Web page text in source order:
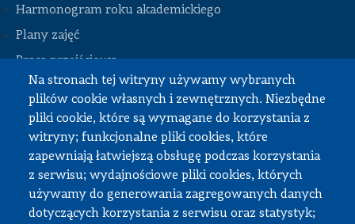
Na stronach tej witryny używamy wybranych
plików cookie własnych i zewnętrznych. Niezbędne
pliki cookie, które są wymagane do korzystania z
witryny; funkcjonalne pliki cookies, które
zapewniają łatwiejszą obsługę podczas korzystania
z serwisu; wydajnościowe pliki cookies, których
używamy do generowania zagregowanych danych
dotyczących korzystania z serwisu oraz statystyk;
STOPKA
Harmonogram roku akademickiego
Plany zajęć
Praca przejściowa
Praca dyplomowa
Praktyki studenckie
Dokumenty do pobrania
Strefa pracownika